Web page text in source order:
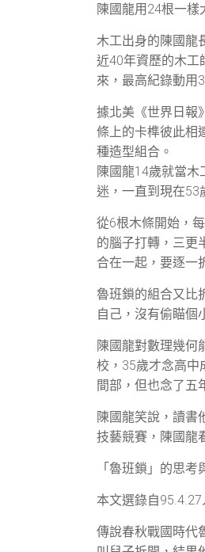
陳國龍用24根一樣
木工出身的陳國龍
近40年資歷的木工
來，最高紀錄動用
據北美《世界日報
條上的卡榫彼此相
種造型組合。
陳國龍14歲就當木
迷，一直到現在53
從6根木條開始，
的腦子打轉，三更
合在一起，要逐一
魯班鎖的組合又比
自己，沒有偷瞄個
陳國龍對數理幾何
校，35歲才念高中
間部，但也念了五
陳國龍笑說，讀書
技藝競賽，陳國龍
「魯班鎖」的思考
本文選錄自
傳說春秋戰國時代